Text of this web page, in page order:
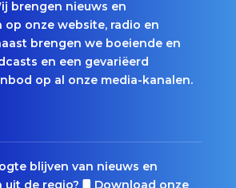
brengen nieuws en
onze website, radio en
brengen we boeiende en
en een gevariëerd
op al onze media-kanalen.
blijven van nieuws en
de regio?
Download onze